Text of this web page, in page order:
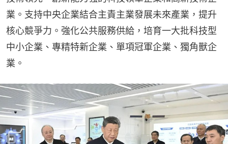
業。支持中央企業結合主責主業發展未來產業，提升
核心競爭力。強化公共服務供給，培育一大批科技型
中小企業、專精特新企業、單項冠軍企業、獨角獸企
業。